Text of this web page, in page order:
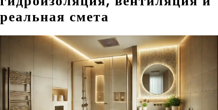
реальная смета